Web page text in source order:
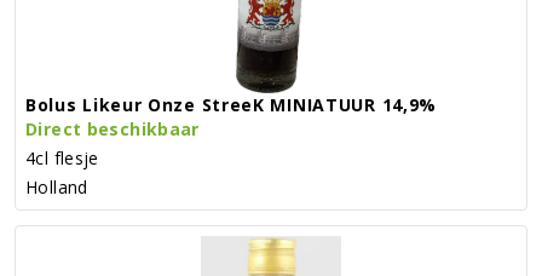
Bolus Likeur Onze StreeK MINIATUUR 14,9%
Direct beschikbaar
4cl flesje
Holland